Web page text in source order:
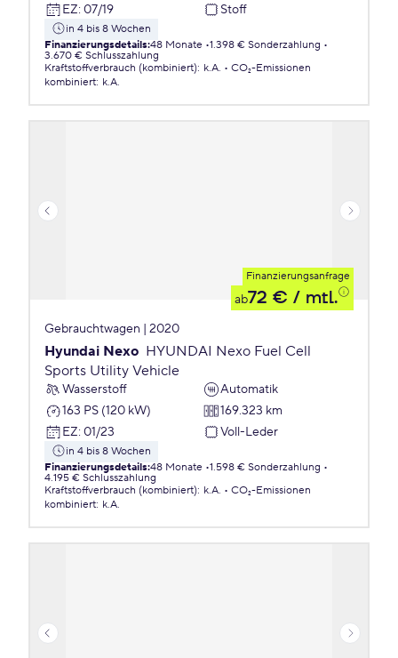
EZ: 07/19 Stoff
in 4 bis 8 Wochen
Finanzierungsdetails:48 Monate 1.398 € Sonderzahlung
3.670 € Schlusszahlung
Kraftstoffverbrauch (kombiniert): k.A.
CO₂-Emissionen
kombiniert: k.A.
Finanzierungsanfrage
ab72 € / mtl.
Gebrauchtwagen | 2020
Hyundai Nexo HYUNDAI Nexo Fuel Cell
Sports Utility Vehicle
Wasserstoff
Automatik
163 PS (120 kW)
169.323 km
EZ: 01/23 Voll-Leder
in 4 bis 8 Wochen
Finanzierungsdetails:48 Monate 1.598 € Sonderzahlung
4.195 € Schlusszahlung
Kraftstoffverbrauch (kombiniert): k.A.
CO₂-Emissionen
kombiniert: k.A.